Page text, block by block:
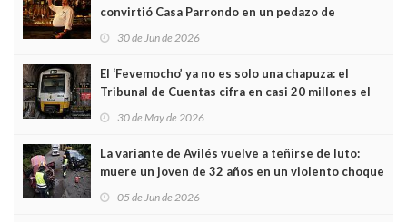
convirtió Casa Parrondo en un pedazo de
Asturias en Madrid
30 de Jun de 2026
El ‘Fevemocho’ ya no es solo una chapuza: el
Tribunal de Cuentas cifra en casi 20 millones el
sobrecoste de los trenes que no cabían por los
30 de May de 2026
La variante de Avilés vuelve a teñirse de luto:
muere un joven de 32 años en un violento choque
frontal
05 de Jun de 2026